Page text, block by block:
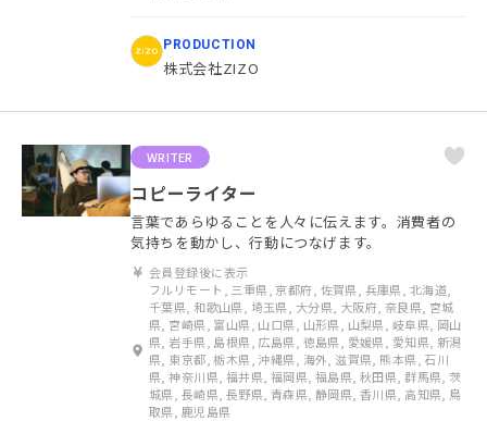
PRODUCTION
株式会社ZIZO
WRITER
コピーライター
言葉であらゆることを人々に伝えます。消費者の
気持ちを動かし、行動につなげます。
会員登録後に表示
フルリモート, 三重県, 京都府, 佐賀県, 兵庫県, 北海道,
千葉県, 和歌山県, 埼玉県, 大分県, 大阪府, 奈良県, 宮城
県, 宮崎県, 富山県, 山口県, 山形県, 山梨県, 岐阜県, 岡山
県, 岩手県, 島根県, 広島県, 徳島県, 愛媛県, 愛知県, 新潟
県, 東京都, 栃木県, 沖縄県, 海外, 滋賀県, 熊本県, 石川
県, 神奈川県, 福井県, 福岡県, 福島県, 秋田県, 群馬県, 茨
城県, 長崎県, 長野県, 青森県, 静岡県, 香川県, 高知県, 鳥
取県, 鹿児島県